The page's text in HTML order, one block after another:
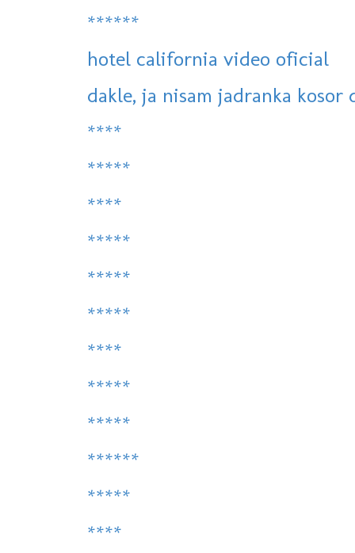
******
hotel california video oficial
dakle, ja nisam jadranka kosor
****
*****
****
*****
*****
*****
****
*****
*****
******
*****
****